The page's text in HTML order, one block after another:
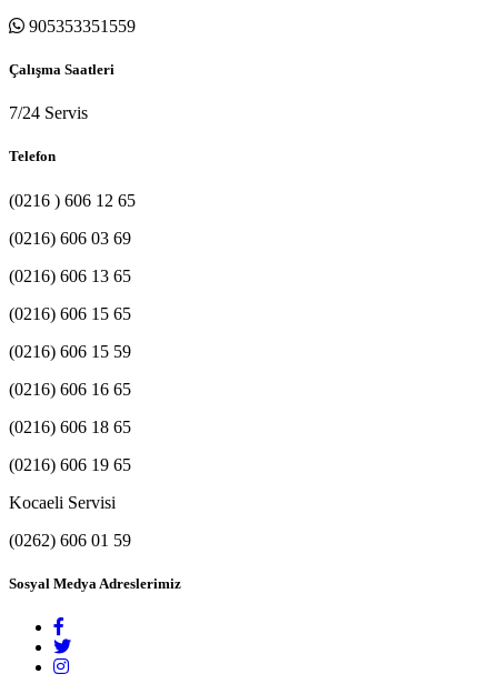
905353351559
Çalışma Saatleri
7/24 Servis
Telefon
(0216 ) 606 12 65
(0216) 606 03 69
(0216) 606 13 65
(0216) 606 15 65
(0216) 606 15 59
(0216) 606 16 65
(0216) 606 18 65
(0216) 606 19 65
Kocaeli Servisi
(0262) 606 01 59
Sosyal Medya Adreslerimiz